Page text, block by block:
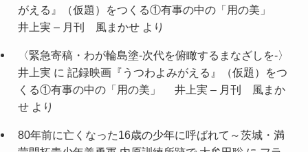
がえる』（仮題）をつくる①有事の中の「用の美」
井上実 – 月刊 風まかせより
〈緊急寄稿・わが輪島塗-次代を俯瞰するまなざしを-〉
井上実 に 記録映画『うつわよみがえる』（仮題）をつ
くる①有事の中の「用の美」 井上実 – 月刊 風まか
せより
80年前に亡くなった16歳の少年に呼ばれて～茨城・満